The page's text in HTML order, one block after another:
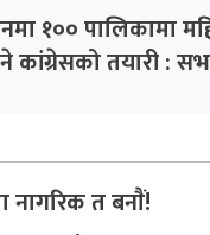
१०० पालिकामा
कांग्रेसको तयारी :
नागरिक त बनाैं!